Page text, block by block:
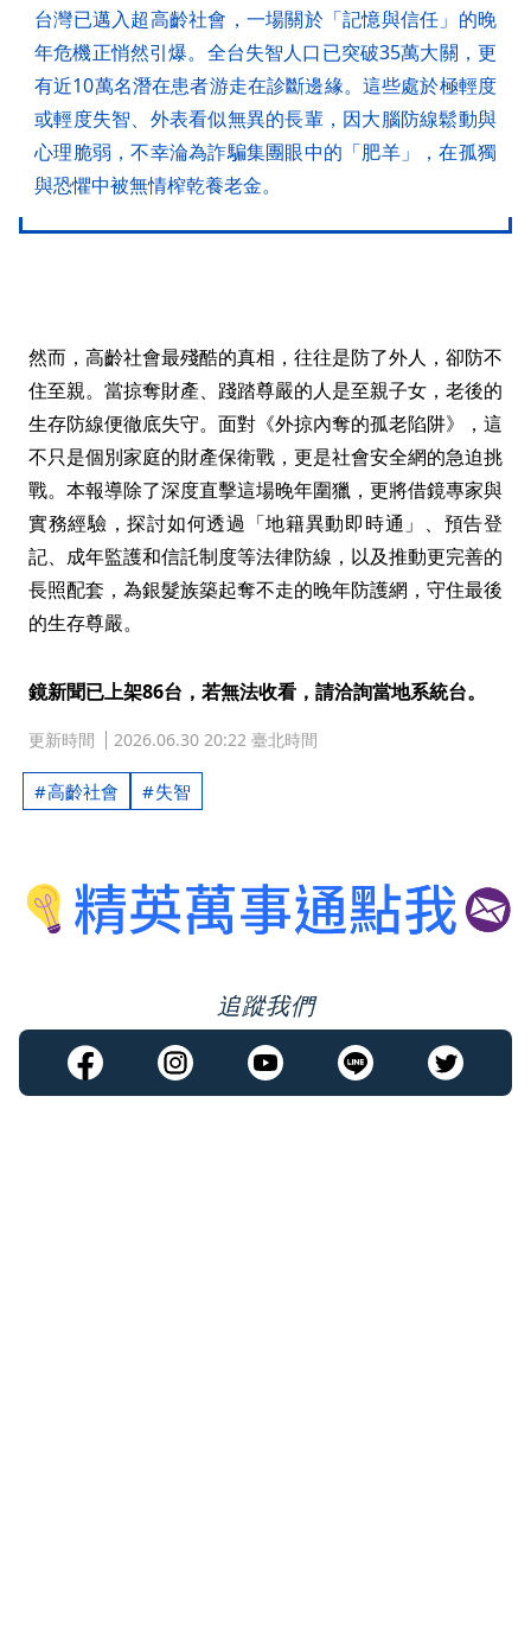
台灣已邁入超高齡社會，一場關於「記憶與信任」的晚
年危機正悄然引爆。全台失智人口已突破35萬大關，更
有近10萬名潛在患者游走在診斷邊緣。這些處於極輕度
或輕度失智、外表看似無異的長輩，因大腦防線鬆動與
心理脆弱，不幸淪為詐騙集團眼中的「肥羊」，在孤獨
與恐懼中被無情榨乾養老金。
然而，高齡社會最殘酷的真相，往往是防了外人，卻防不
住至親。當掠奪財產、踐踏尊嚴的人是至親子女，老後的
生存防線便徹底失守。面對《外掠內奪的孤老陷阱》，這
不只是個別家庭的財產保衛戰，更是社會安全網的急迫挑
戰。本報導除了深度直擊這場晚年圍獵，更將借鏡專家與
實務經驗，探討如何透過「地籍異動即時通」、預告登
記、成年監護和信託制度等法律防線，以及推動更完善的
長照配套，為銀髮族築起奪不走的晚年防護網，守住最後
的生存尊嚴。
鏡新聞已上架86台，若無法收看，請洽詢當地系統台。
更新時間 2026.06.30 20:22 臺北時間
高齡社會 失智
追蹤我們